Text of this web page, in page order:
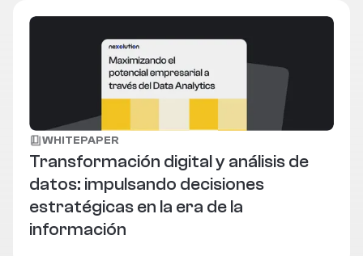
WHITEPAPER
Transformación digital y análisis de
datos: impulsando decisiones
estratégicas en la era de la
información